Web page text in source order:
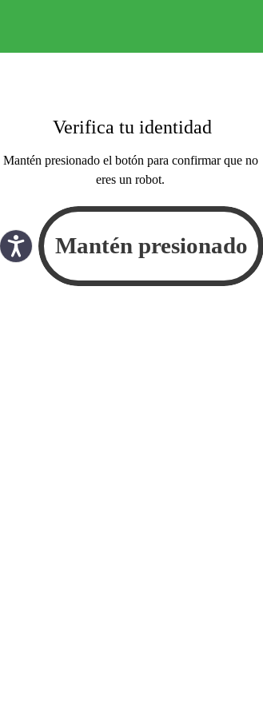
Verifica tu identidad
Mantén presionado el botón para confirmar que no
eres un robot.